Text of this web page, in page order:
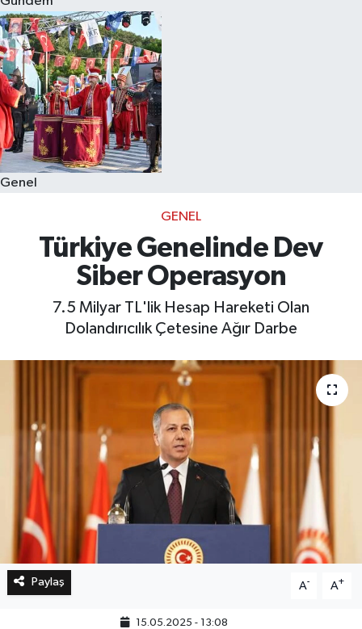
Genel
GENEL
Türkiye Genelinde Dev
Siber Operasyon
7.5 Milyar TL'lik Hesap Hareketi Olan
Dolandırıcılık Çetesine Ağır Darbe
Paylaş A- A+
15.05.2025 - 13:08
Eğitim
Sağlık
Dünya
Magazin
Kültür & Sanat
Teknoloji
Bilim
Genel